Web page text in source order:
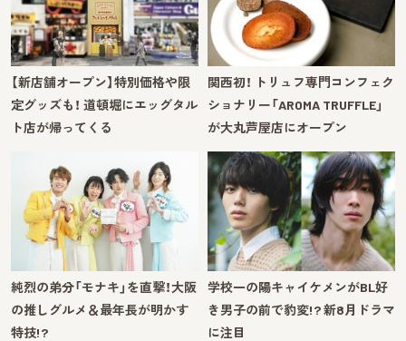
【新店舗オープン】特別価格や限
定グッズも！ 道頓堀にエッグタル
ト店が帰ってくる
関西初！ トリュフ専門コンフェク
ショナリー「AROMA TRUFFLE」
が大丸芦屋店にオープン
純烈の弟分「モナキ」を直撃！大阪
の推しグルメ＆最年長が明かす
特技!?
学校一の陽キャイケメンがBL好
き男子の前で豹変!? 新8月ドラマ
に注目